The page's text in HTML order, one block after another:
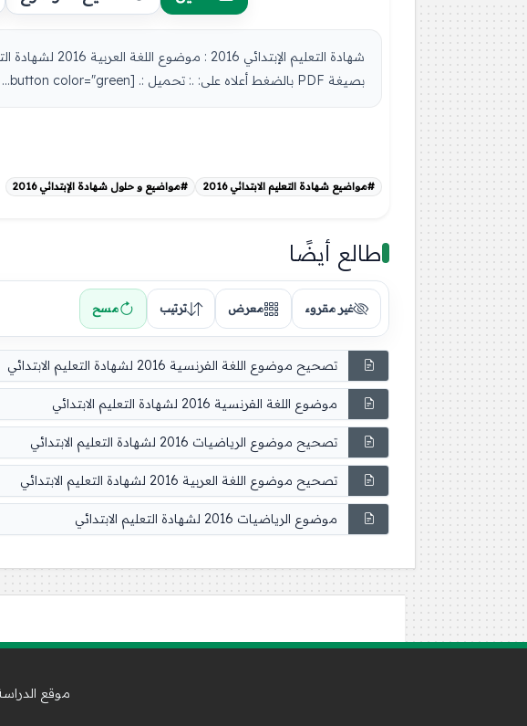
شهادة
بصيغة PDF بالضغط أعلاه على: .: تحميل :. [button color="green...
#مواضيع شهادة التعليم الابتدائي 2016 #مواضيع و حلول شهادة الإبتدائي 2016
طالع أيضًا
غير مقروء معرض ترتيب مسح
تصحيح موضوع اللغة الفرنسية 2016 لشهادة التعليم الابتدائي
موضوع اللغة الفرنسية 2016 لشهادة التعليم الابتدائي
تصحيح موضوع الرياضيات 2016 لشهادة التعليم الابتدائي
تصحيح موضوع اللغة العربية 2016 لشهادة التعليم الابتدائي
موضوع الرياضيات 2016 لشهادة التعليم الابتدائي
موقع